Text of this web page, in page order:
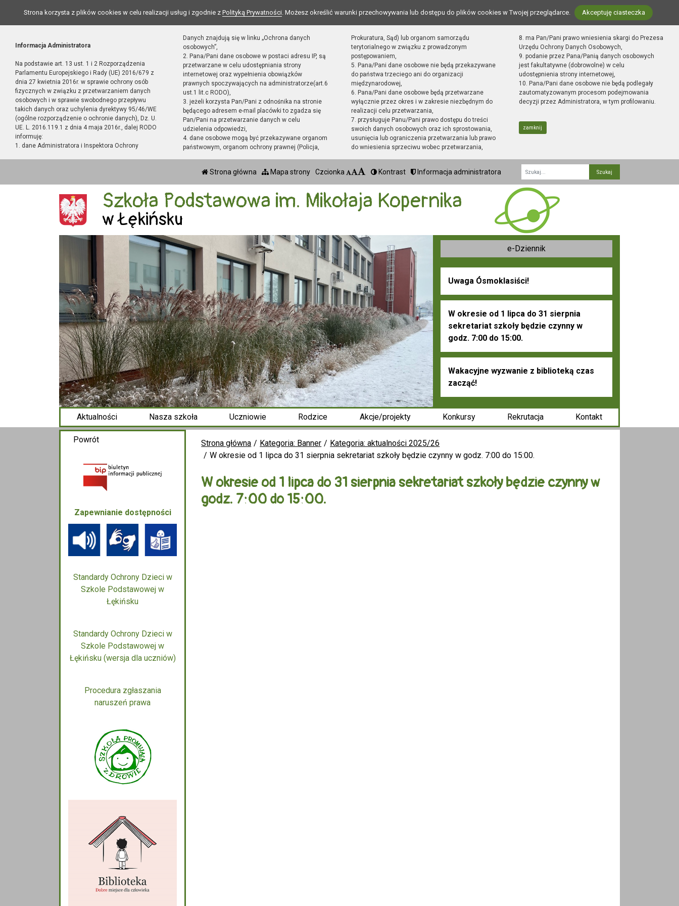
Strona korzysta z plików cookies w celu realizacji usług i zgodnie z Polityką Prywatności. Możesz określić warunki przechowywania lub dostępu do plików cookies w Twojej przeglądarce. Akceptuję ciasteczka
Informacja Administratora
Na podstawie art. 13 ust. 1 i 2 Rozporządzenia
Parlamentu Europejskiego i Rady (UE) 2016/679 z
dnia 27 kwietnia 2016r. w sprawie ochrony osób
fizycznych w związku z przetwarzaniem danych
osobowych i w sprawie swobodnego przepływu
takich danych oraz uchylenia dyrektywy 95/46/WE
(ogólne rozporządzenie o ochronie danych), Dz. U.
UE. L. 2016.119.1 z dnia 4 maja 2016r., dalej RODO
informuję:
1. dane Administratora i Inspektora Ochrony
Danych znajdują się w linku „Ochrona danych
osobowych”,
2. Pana/Pani dane osobowe w postaci adresu IP, są
przetwarzane w celu udostępniania strony
internetowej oraz wypełnienia obowiązków
prawnych spoczywających na administratorze(art.6
ust.1 lit.c RODO),
3. jeżeli korzysta Pan/Pani z odnośnika na stronie
będącego adresem e-mail placówki to zgadza się
Pan/Pani na przetwarzanie danych w celu
udzielenia odpowiedzi,
4. dane osobowe mogą być przekazywane organom
państwowym, organom ochrony prawnej (Policja,
Prokuratura, Sąd) lub organom samorządu
terytorialnego w związku z prowadzonym
postępowaniem,
5. Pana/Pani dane osobowe nie będą przekazywane
do państwa trzeciego ani do organizacji
międzynarodowej,
6. Pana/Pani dane osobowe będą przetwarzane
wyłącznie przez okres i w zakresie niezbędnym do
realizacji celu przetwarzania,
7. przysługuje Panu/Pani prawo dostępu do treści
swoich danych osobowych oraz ich sprostowania,
usunięcia lub ograniczenia przetwarzania lub prawo
do wniesienia sprzeciwu wobec przetwarzania,
8. ma Pan/Pani prawo wniesienia skargi do Prezesa
Urzędu Ochrony Danych Osobowych,
9. podanie przez Pana/Panią danych osobowych
jest fakultatywne (dobrowolne) w celu
udostępnienia strony internetowej,
10. Pana/Pani dane osobowe nie będą podlegały
zautomatyzowanym procesom podejmowania
decyzji przez Administratora, w tym profilowaniu.
zamknij
Strona główna Mapa strony Czcionka Kontrast Informacja administratora
Fraza
Szkoła Podstawowa im. Mikołaja Kopernika
w Łękińsku
e-Dziennik
Uwaga Ósmoklasiści!
W okresie od 1 lipca do 31 sierpnia
sekretariat szkoły będzie czynny w
godz. 7:00 do 15:00.
Wakacyjne wyzwanie z biblioteką czas
zacząć!
Aktualności Nasza szkoła Uczniowie Rodzice Akcje/projekty Konkursy Rekrutacja Kontakt
Strona główna Kategoria: Banner
Kategoria: aktualności 2025/26
W okresie od 1 lipca do 31 sierpnia sekretariat szkoły będzie czynny w godz. 7:00 do 15:00.
W okresie od 1 lipca do 31 sierpnia sekretariat szkoły będzie czynny w
godz. 7:00 do 15:00.
Powrót
Zapewnianie dostępności
Standardy Ochrony Dzieci w
Szkole Podstawowej w
Łękińsku
Standardy Ochrony Dzieci w
Szkole Podstawowej w
Łękińsku (wersja dla uczniów)
Procedura zgłaszania
naruszeń prawa